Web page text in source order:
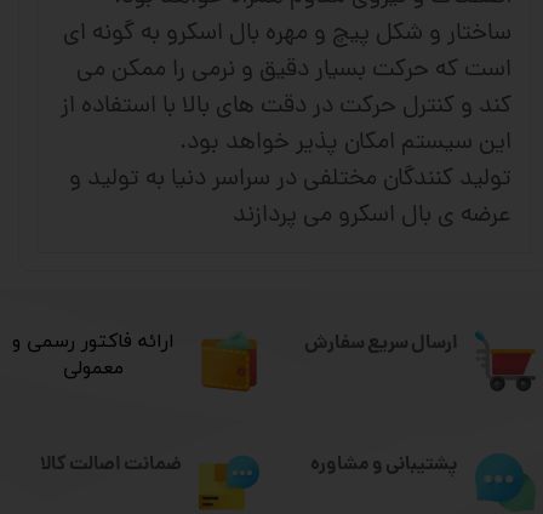
ساختار و شکل پیچ و مهره بال اسکرو به گونه ای
است که حرکت بسیار دقیق و نرمی را ممکن می
کند و کنترل حرکت در دقت های بالا با استفاده از
این سیستم امکان پذیر خواهد بود.
تولید کنندگان مختلفی در سراسر دنیا به تولید و
عرضه ی بال اسکرو می پردازند
ارسال سریع سفارش
​ارائه فاکتور رسمی و
معمولی
پشتیبانی و مشاوره ضمانت اصالت کالا